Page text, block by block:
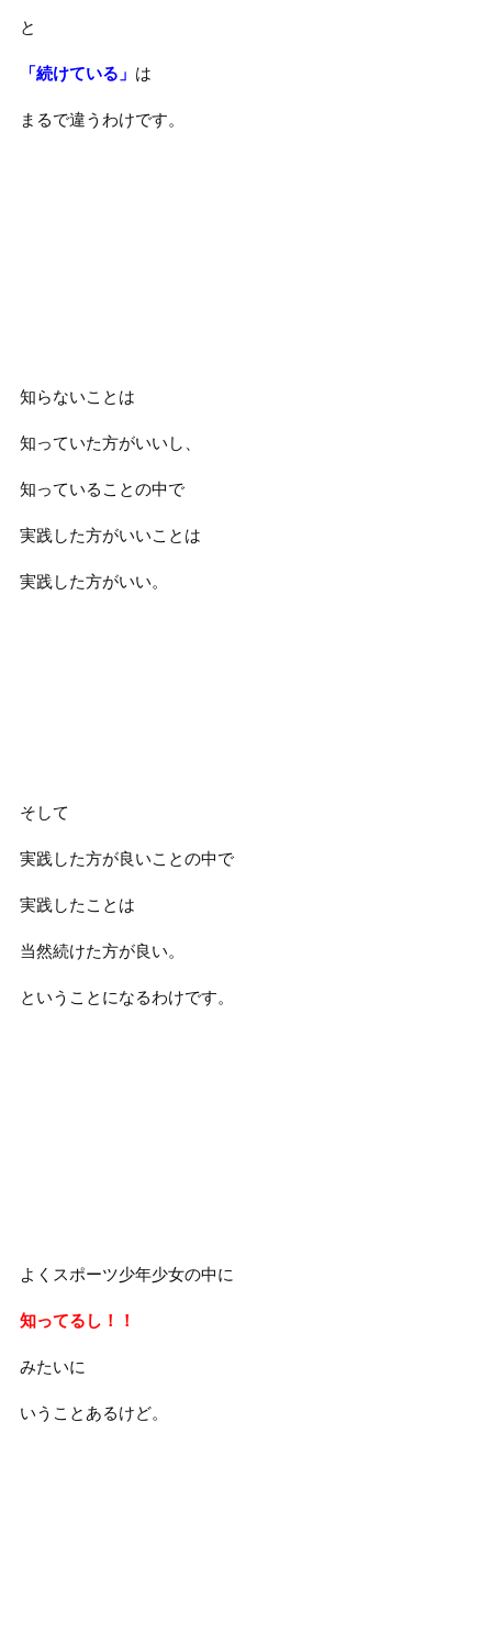
と
「続けている」 は
まるで違うわけです。
知らないことは
知っていた方がいいし、
知っていることの中で
実践した方がいいことは
実践した方がいい。
そして
実践した方が良いことの中で
実践したことは
当然続けた方が良い。
ということになるわけです。
よくスポーツ少年少女の中に
知ってるし！！
みたいに
いうことあるけど。